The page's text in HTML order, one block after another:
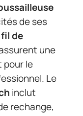
de ses
fil de
une
pour le
Le
inclut
rechange,